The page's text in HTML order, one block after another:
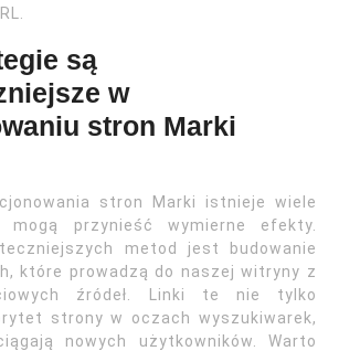
są
w
stron Marki
stron Marki istnieje wiele
przynieść wymierne efekty.
metod jest budowanie
które prowadzą do naszej witryny z
źródeł. Linki te nie tylko
strony w oczach wyszukiwarek,
nowych użytkowników. Warto